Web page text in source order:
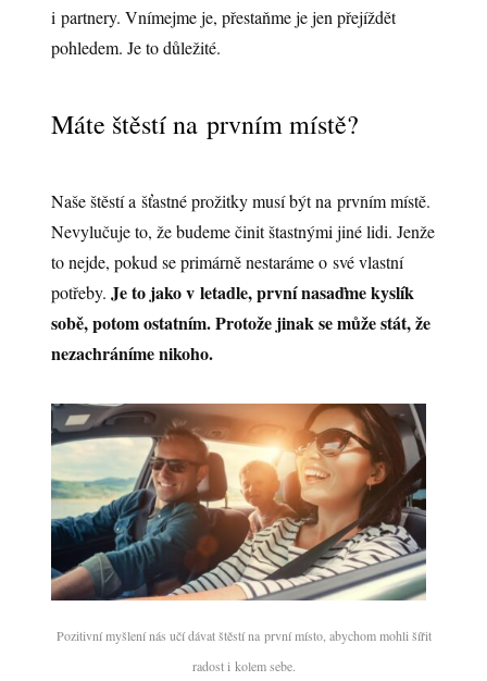
i partnery. Vnímejme je, přestaňme je jen přejíždět
pohledem. Je to důležité.
Máte štěstí na prvním místě?
Naše štěstí a šťastné prožitky musí být na prvním místě.
Nevylučuje to, že budeme činit štastnými jiné lidi. Jenže
to nejde, pokud se primárně nestaráme o své vlastní
potřeby.Je to jako v letadle, první nasaďme kyslík
sobě, potom ostatním. Protože jinak se může stát, že
nezachráníme nikoho.
Pozitivní myšlení nás učí dávat štěstí na první místo, abychom mohli šířit
radost i kolem sebe.